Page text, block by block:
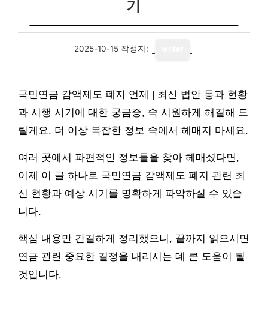
기
2025-10-15 작성자:
국민연금 감액제도 폐지 언제 | 최신 법안 통과 현황
과 시행 시기에 대한 궁금증, 속 시원하게 해결해 드
릴게요. 더 이상 복잡한 정보 속에서 헤매지 마세요.
여러 곳에서 파편적인 정보들을 찾아 헤매셨다면,
이제 이 글 하나로 국민연금 감액제도 폐지 관련 최
신 현황과 예상 시기를 명확하게 파악하실 수 있습
니다.
핵심 내용만 간결하게 정리했으니, 끝까지 읽으시면
연금 관련 중요한 결정을 내리시는 데 큰 도움이 될
것입니다.